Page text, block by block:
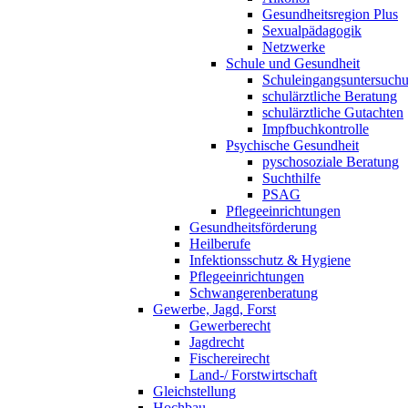
Gesundheitsregion Plus
Sexualpädagogik
Netzwerke
Schule und Gesundheit
schulärztliche Beratung
schulärztliche Gutachten
Impfbuchkontrolle
Psychische Gesundheit
pyschosoziale Beratung
Suchthilfe
PSAG
Pflegeeinrichtungen
Gesundheitsförderung
Heilberufe
Infektionsschutz & Hygiene
Pflegeeinrichtungen
Schwangerenberatung
Gewerbe, Jagd, Forst
Gewerberecht
Jagdrecht
Fischereirecht
Land-/ Forstwirtschaft
Gleichstellung